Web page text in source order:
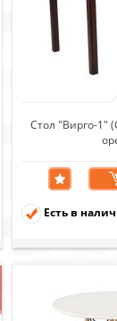
Стол "Вирго-1"
Есть в